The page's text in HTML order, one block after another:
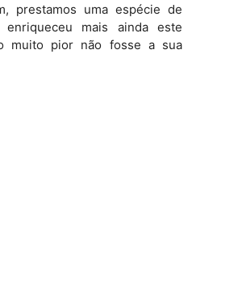
prestamos uma espécie de
mais ainda este
muito pior não fosse a sua